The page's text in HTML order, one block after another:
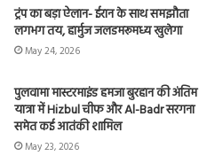
ट्रंप का बड़ा ऐलान- ईरान के साथ समझौता
लगभग तय, हार्मुज जलडमरूमध्य खुलेगा
May 24, 2026
पुलवामा मास्टरमाइंड हमजा बुरहान की अंतिम
यात्रा में Hizbul चीफ और Al-Badr सरगना
समेत कई आतंकी शामिल
May 23, 2026